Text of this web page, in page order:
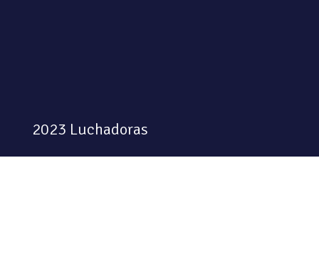
2023 Luchadoras